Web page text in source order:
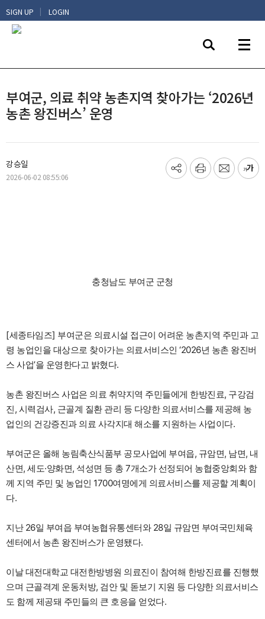
SIGN UP | LOGIN
부여군, 의료 취약 농촌지역 찾아가는 ‘2026년
농촌 왕진버스’ 운영
강승일
2026-06-02 08:55:06
기
프
메
글
충청남도 부여군 군청
[세종타임즈] 부여군은 의료시설 접근이 어려운 농촌지역 주민과 고
령 농업인을 대상으로 찾아가는 의료서비스인 ‘2026년 농촌 왕진버
스 사업’을 운영한다고 밝혔다.
농촌 왕진버스 사업은 의료 취약지역 주민들에게 한방진료, 구강검
진, 시력검사, 근골계 질환 관리 등 다양한 의료서비스를 제공해 농
업인의 건강증진과 의료 사각지대 해소를 지원하는 사업이다.
부여군은 올해 농림축산식품부 공모사업에 부여읍, 규암면, 남면, 내
산면, 세도·양화면, 석성면 등 총 7개소가 선정되어 농협중앙회와 함
께 지역 주민 및 농업인 1700여명에게 의료서비스를 제공할 계획이
다.
지난 26일 부여읍 부여농협유통센터와 28일 규암면 부여국민체육
센터에서 농촌 왕진버스가 운영됐다.
이날 대전대학교 대전한방병원 의료진이 참여해 한방진료를 진행했
으며 근골격계 운동처방, 검안 및 돋보기 지원 등 다양한 의료서비스
도 함께 제공돼 주민들의 큰 호응을 얻었다.